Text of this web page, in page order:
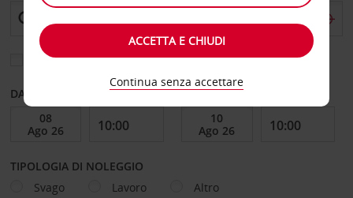
Scegli una località di riconsegna diversa
DAL GIORNO AL GIORNO
TIPOLOGIA DI NOLEGGIO
Svago
Lavoro Altro
ACCETTA E CHIUDI
Continua senza accettare